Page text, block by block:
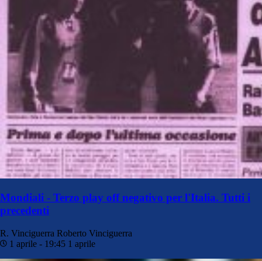
Mondiali - Terzo play off negativo per l'Italia. Tutti i
precedenti
R. Vinciguerra Roberto Vinciguerra
1 aprile - 19:45 1 aprile